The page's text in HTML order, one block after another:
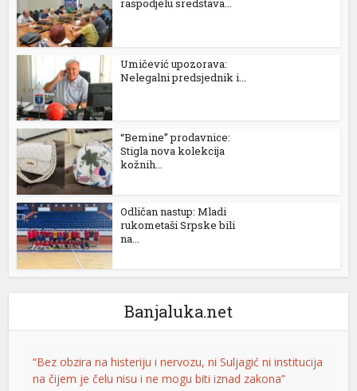
giriş
izle
raspodjelu sredstava...
Umičević upozorava:
Nelegalni predsjednik i...
“Bemine” prodavnice:
Stigla nova kolekcija
kožnih...
Odličan nastup: Mladi
rukometaši Srpske bili
na...
Banjaluka.net
“Bez obzira na histeriju i nervozu, ni Suljagić ni institucija
na čijem je čelu nisu i ne mogu biti iznad zakona”